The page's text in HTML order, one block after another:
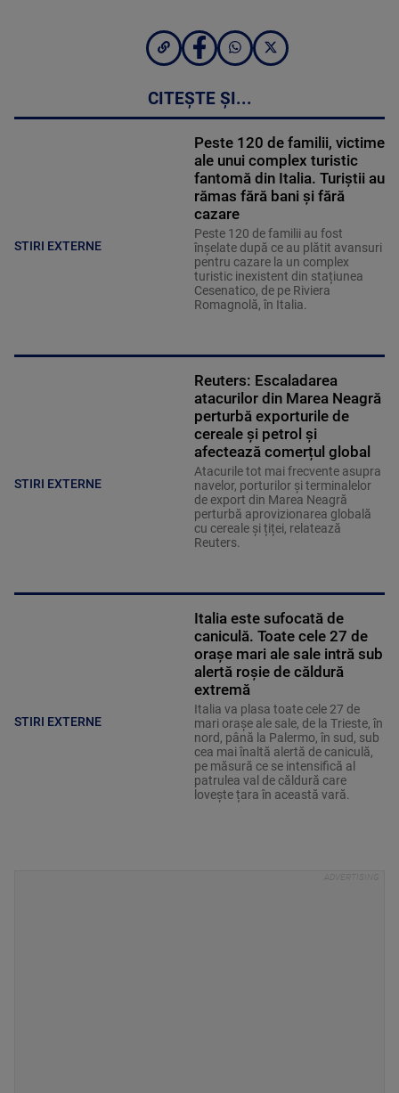
CITEȘTE ȘI...
STIRI EXTERNE
Peste 120 de familii, victime
ale unui complex turistic
fantomă din Italia. Turiștii au
rămas fără bani și fără
cazare
Peste 120 de familii au fost
înșelate după ce au plătit avansuri
pentru cazare la un complex
turistic inexistent din stațiunea
Cesenatico, de pe Riviera
Romagnolă, în Italia.
STIRI EXTERNE
Reuters: Escaladarea
atacurilor din Marea Neagră
perturbă exporturile de
cereale și petrol și
afectează comerțul global
Atacurile tot mai frecvente asupra
navelor, porturilor și terminalelor
de export din Marea Neagră
perturbă aprovizionarea globală
cu cereale și țiței, relatează
Reuters.
STIRI EXTERNE
Italia este sufocată de
caniculă. Toate cele 27 de
oraşe mari ale sale intră sub
alertă roșie de căldură
extremă
Italia va plasa toate cele 27 de
mari orașe ale sale, de la Trieste, în
nord, până la Palermo, în sud, sub
cea mai înaltă alertă de caniculă,
pe măsură ce se intensifică al
patrulea val de căldură care
lovește țara în această vară.